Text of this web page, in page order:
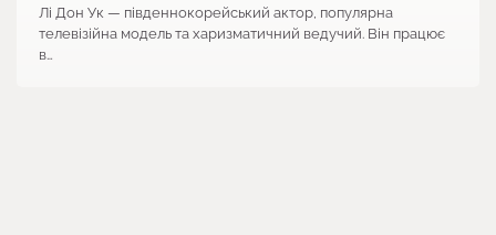
Лі Дон Ук — південнокорейський актор, популярна
телевізійна модель та харизматичний ведучий. Він працює
в…